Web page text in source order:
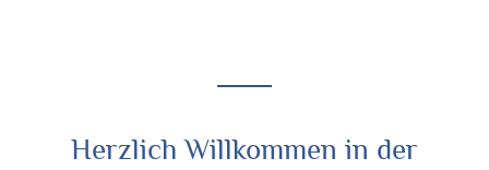
Herzlich Willkommen in der